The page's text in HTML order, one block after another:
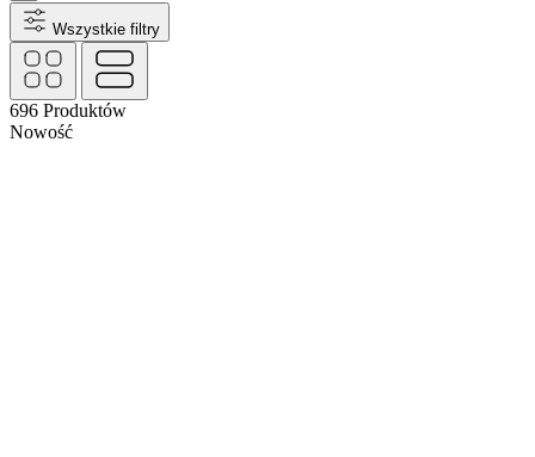
Wszystkie filtry
696 Produktów
Nowość